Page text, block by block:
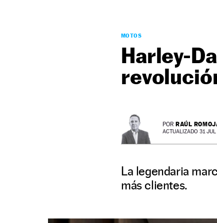
MOTOS
Harley-
POR RAÚL
ACTUALIZADO 31
La legendaria
más clientes.